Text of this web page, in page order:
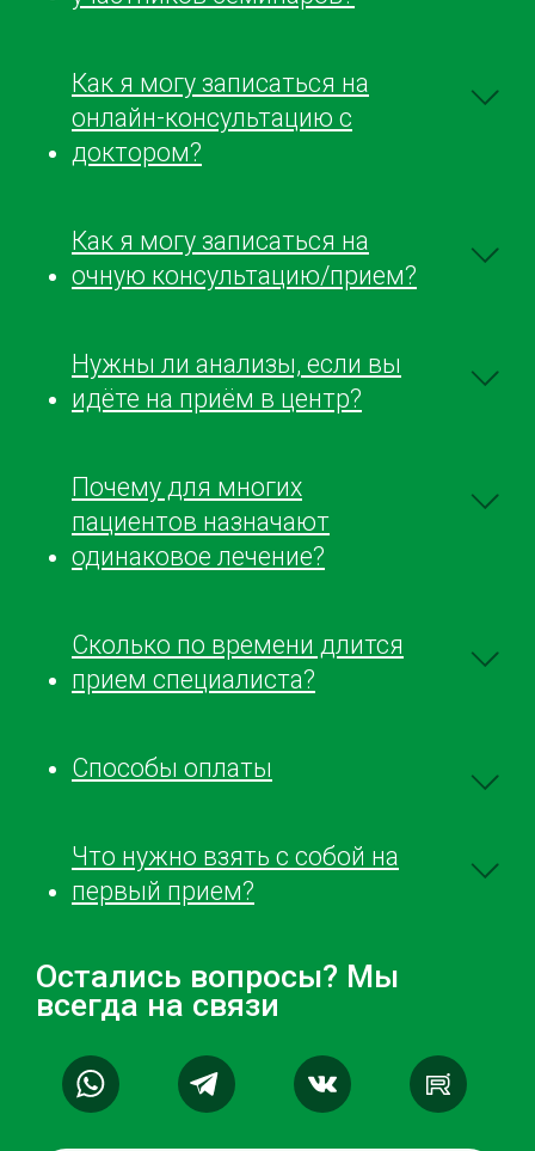
Как я могу записаться на
онлайн-консультацию с
доктором?
Как я могу записаться на
очную консультацию/прием?
Нужны ли анализы, если вы
идёте на приём в центр?
Почему для многих
пациентов назначают
одинаковое лечение?
Сколько по времени длится
прием специалиста?
Способы оплаты
Что нужно взять с собой на
первый прием?
Остались вопросы? Мы
всегда на связи